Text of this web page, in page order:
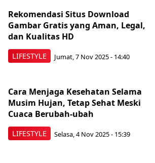
LIFESTYLE
Rekomendasi Situs Download
Gambar Gratis yang Aman, Legal,
dan Kualitas HD
Jumat, 7 Nov 2025 - 14:40
LIFESTYLE
Cara Menjaga Kesehatan Selama
Musim Hujan, Tetap Sehat Meski
Cuaca Berubah-ubah
Selasa, 4 Nov 2025 - 15:39